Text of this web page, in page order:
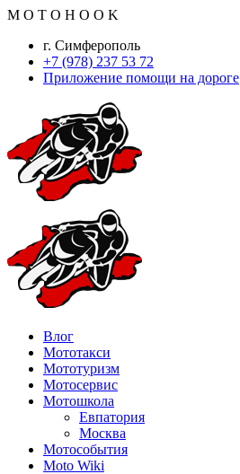
M O T O H O O K
г. Симферополь
+7 (978) 237 53 72
Приложение помощи на дороге
Влог
Мототакси
Мототуризм
Мотосервис
Мотошкола
Евпатория
Москва
Мотособытия
Moto Wiki